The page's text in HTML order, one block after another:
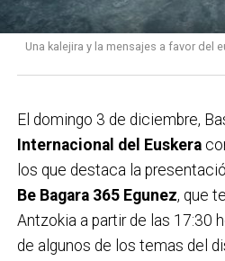
Una kalejira y la mensajes a favor del
El domingo 3 de diciembre,
Internacional del Euskera
los que destaca la
Be Bagara 365 Egunez, que
Antzokia a partir de las 17:30
de algunos de los temas del